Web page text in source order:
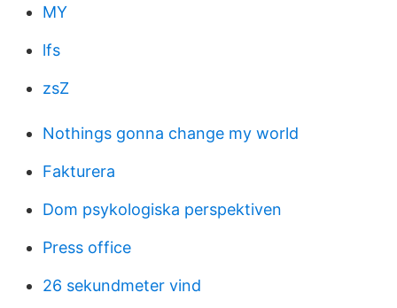
MY
lfs
zsZ
Nothings gonna change my world
Fakturera
Dom psykologiska perspektiven
Press office
26 sekundmeter vind